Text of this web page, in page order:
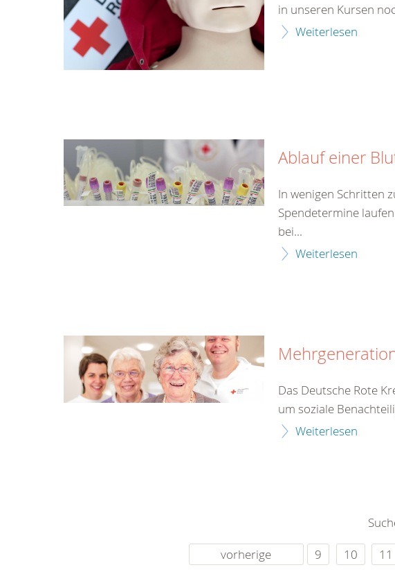
in unseren Kursen
Weiterlesen
Ablauf einer
In wenigen Schritten
Spendetermine
bei...
Weiterlesen
Das Deutsche Rote
um soziale
Weiterlesen
vorherige
9 10 11